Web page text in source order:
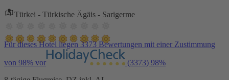
Türkei - Türkische Ägäis - Sarigerme
Für dieses Hotel liegen 3373 Bewertungen mit einer Zustimmung
von 98% vor (3373) 98%